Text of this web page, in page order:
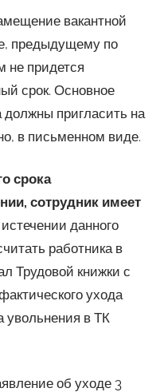
вакантной
предыдущему по
не придется
срок. Основное
должны пригласить на
в письменном виде.
срока
сотрудник имеет
данного
работника в
Трудовой книжки с
ухода
увольнения в ТК
об уходе 3